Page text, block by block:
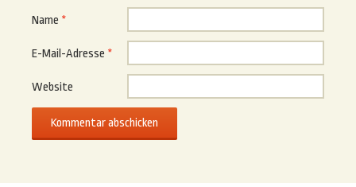
Name *
E-Mail-Adresse *
Website